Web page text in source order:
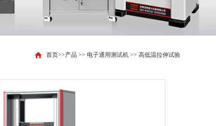
首页>>产品 >> 电子通用测试机 >> 高低温拉伸试验